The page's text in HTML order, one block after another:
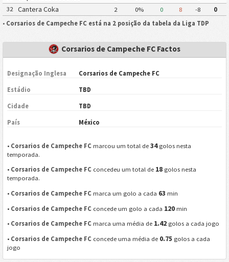
32
Cantera Coka 2 0% 0 8 -8
0
• Corsarios de Campeche FC está na 2 posição da tabela da Liga TDP
Corsarios de Campeche FC Factos
Designação Inglesa Corsarios de Campeche FC
Estádio TBD
Cidade TBD
País México
• Corsarios de Campeche FC marcou um total de34golos nesta
temporada.
• Corsarios de Campeche FC concedeu um total de 18 golos nesta
temporada.
• Corsarios de Campeche FC marca um golo a cada 63 min
• Corsarios de Campeche FC concede um golo a cada 120 min
• Corsarios de Campeche FC marca uma média de 1.42 golos a cada jogo
• Corsarios de Campeche FC concede uma média de 0.75 golos a cada
jogo